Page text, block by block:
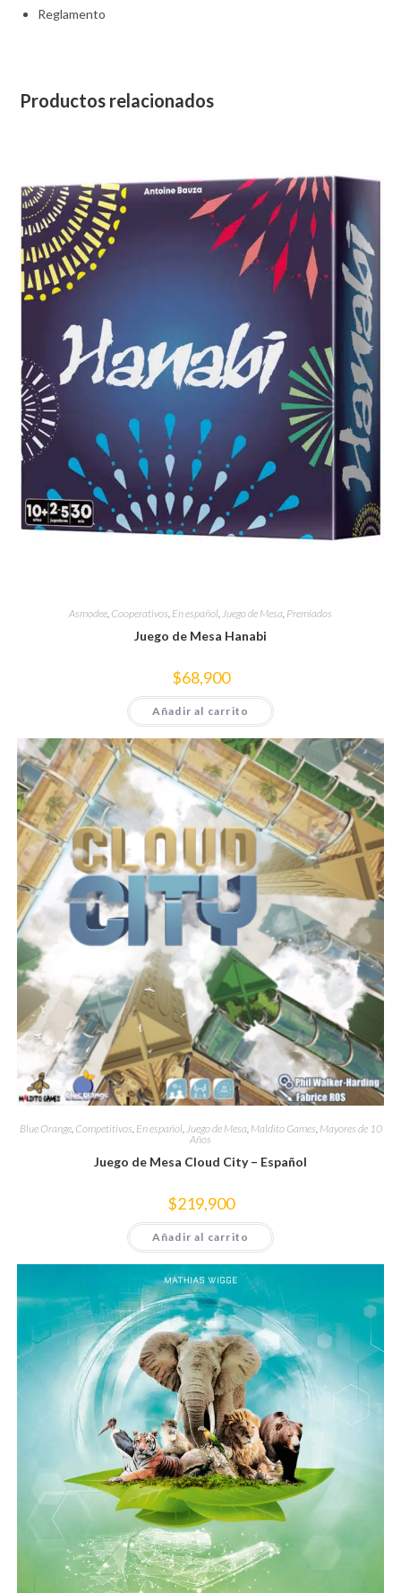
Reglamento
Productos relacionados
Asmodee, Cooperativos, En español,Juego de Mesa, Premiados
Juego de Mesa Hanabi
$68,900
Añadir al carrito
Blue Orange, Competitivos, En español,Juego de Mesa, Maldito Games, Mayores de 10
Años
Juego de Mesa Cloud City – Español
$219,900
Añadir al carrito